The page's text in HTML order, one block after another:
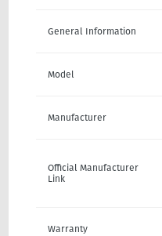
General Information
Model
Manufacturer
Official Manufacturer
Link
Warranty